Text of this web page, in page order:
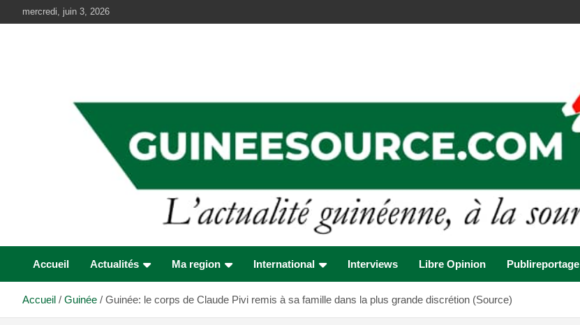
au
mercredi, juin 3, 2026
Accueil Actualités Ma region International Interviews Libre Opinion Publireportage
Accueil Guinée Guinée: le corps de Claude Pivi remis à sa famille dans la plus grande discrétion (Source)